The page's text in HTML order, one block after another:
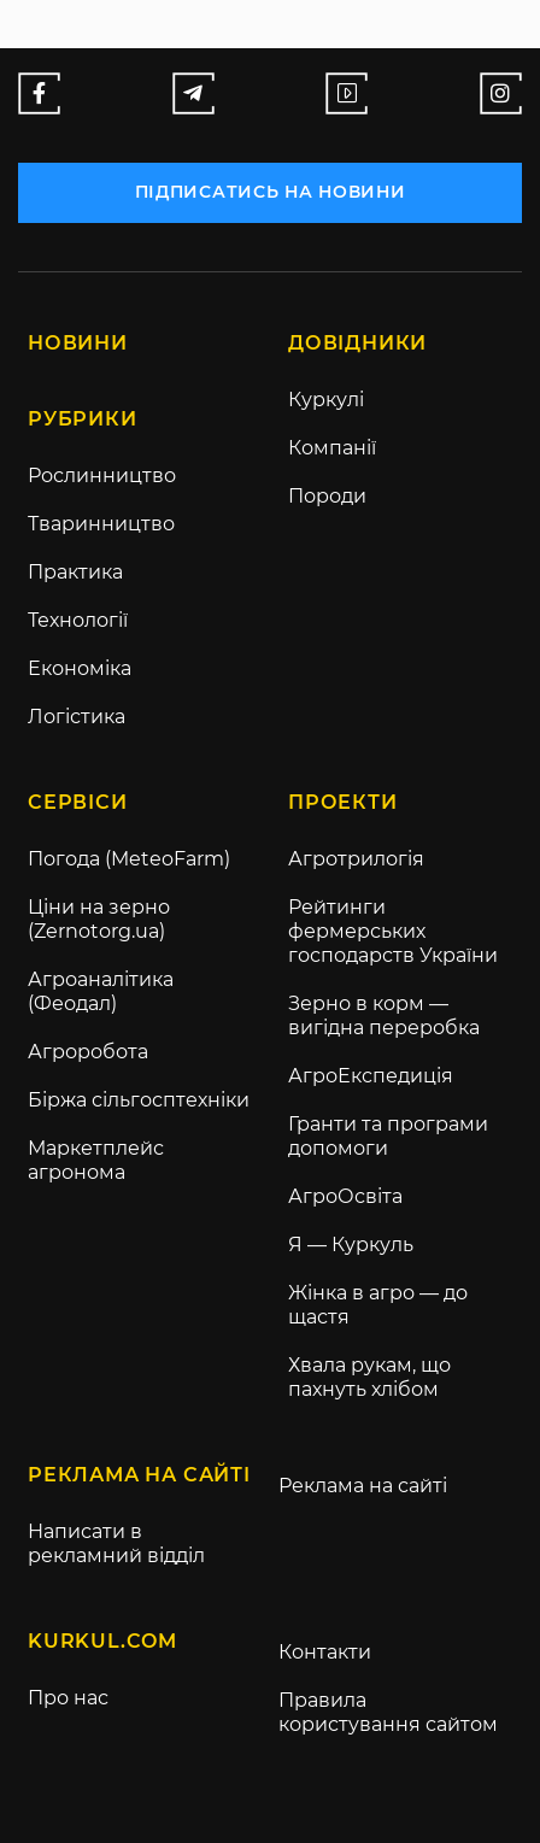
ПІДПИСАТИСЬ НА НОВИНИ
НОВИНИ
РУБРИКИ
Рослинництво
Тваринництво
Практика
Технології
Економіка
Логістика
ДОВІДНИКИ
Куркулі
Компанії
Породи
СЕРВІСИ
Погода (MeteoFarm)
Ціни на зерно
(Zernotorg.ua)
Агроаналітика
(Феодал)
Агроробота
Біржа сільгосптехніки
Маркетплейс
агронома
ПРОЕКТИ
Агротрилогія
Рейтинги
фермерських
господарств України
Зерно в корм —
вигідна переробка
АгроЕкспедиція
Гранти та програми
допомоги
АгроОсвіта
Я — Куркуль
Жінка в агро — до
щастя
Хвала рукам, що
пахнуть хлібом
РЕКЛАМА НА САЙТІ
Написати в
рекламний відділ
Реклама на сайті
KURKUL.COM
Про нас
Контакти
Правила
користування сайтом